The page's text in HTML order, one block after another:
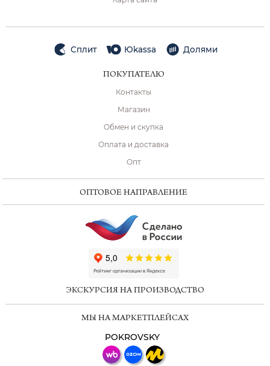
Сплит Юkassa Долями
ПОКУПАТЕЛЮ
Контакты
Магазин
Обмен и скупка
Оплата и доставка
Опт
ОПТОВОЕ НАПРАВЛЕНИЕ
ЭКСКУРСИЯ НА ПРОИЗВОДСТВО
МЫ НА МАРКЕТПЛЕЙСАХ
POKROVSKY